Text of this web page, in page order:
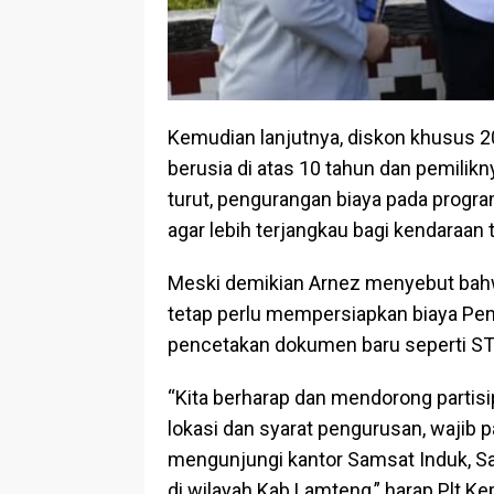
Kemudian lanjutnya, diskon khusus
berusia di atas 10 tahun dan
turut, pengurangan biaya pada
agar lebih terjangkau bagi
Meski demikian Arnez menyebut
tetap perlu mempersiapkan biaya
pencetakan dokumen baru seperti
“Kita berharap dan mendorong
lokasi dan syarat pengurusan, wajib
mengunjungi kantor Samsat Induk,